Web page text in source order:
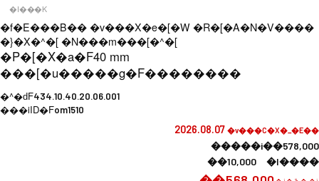
�I���K
�f�E���B�� �v���X�e�[�W �R�[�A�N�V����
�}�X�^�[ �N���m���[�^�[
�P�[�X�a�F40 mm
���[�u�����g�F��������
�^�ԁF434.10.40.20.06.001
���iID�Fom1510
2026.08.07 �v���C�X�_�E��
�����i��578,000
��10,000 �l����